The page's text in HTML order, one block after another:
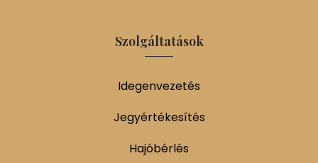
Szolgáltatások
Idegenvezetés
Jegyértékesítés
Hajóbérlés